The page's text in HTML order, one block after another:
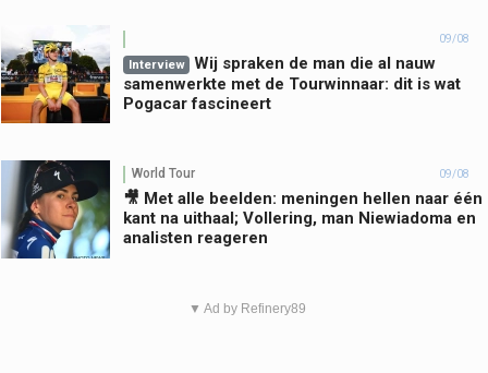
09/08
Interview
Wij spraken de man die al nauw
samenwerkte met de Tourwinnaar: dit is wat
Pogacar fascineert
World Tour 09/08
🎥 Met alle beelden: meningen hellen naar één
kant na uithaal; Vollering, man Niewiadoma en
analisten reageren
▼ Ad by Refinery89